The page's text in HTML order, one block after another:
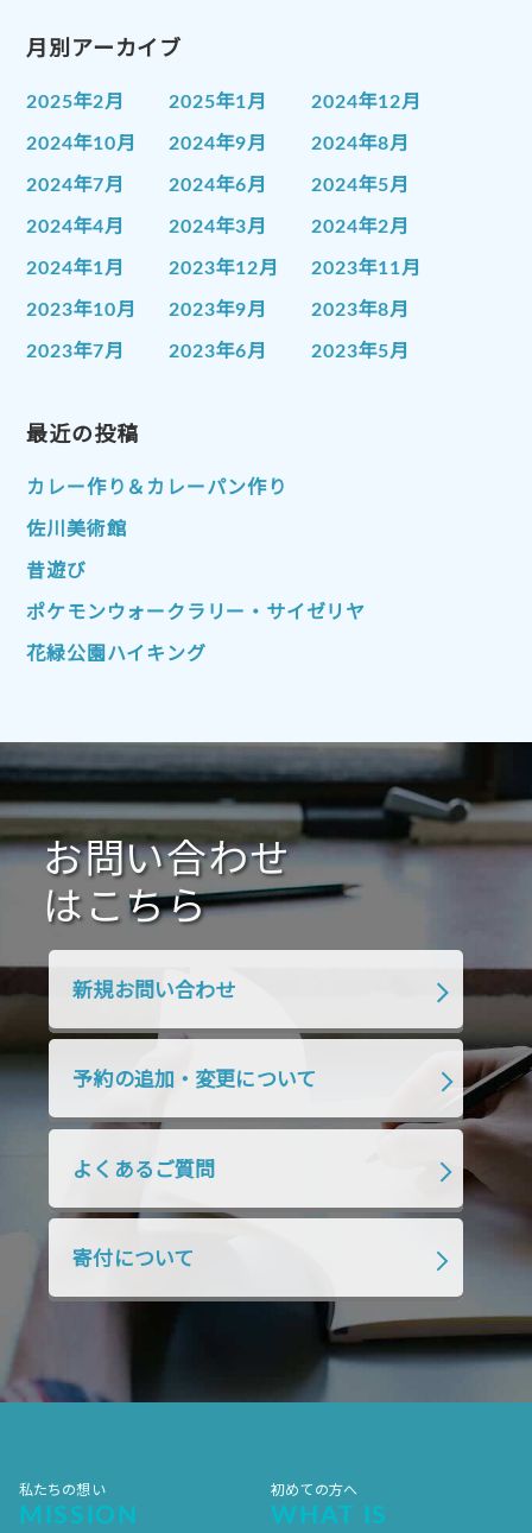
月別アーカイブ
2025年2月 2025年1月 2024年12月
2024年10月 2024年9月 2024年8月
2024年7月 2024年6月 2024年5月
2024年4月 2024年3月 2024年2月
2024年1月 2023年12月 2023年11月
2023年10月 2023年9月 2023年8月
2023年7月 2023年6月 2023年5月
2023年1月
2022年10月 2022年9月
2022年7月
2022年4月
2022年1月 2021年12月 2021年11月
2021年10月 2021年9月
2021年1月 2020年12月 2020年11月
2020年10月 2020年9月 2020年8月
2020年7月 2020年6月 2020年5月
2020年4月 2020年3月 2020年2月
2019年9月
2019年4月
2018年7月 2018年6月
2018年4月 2018年3月 2018年2月
2018年1月 2017年12月
2017年10月 2017年9月 2017年8月
2017年5月
2017年4月
最近の投稿
カレー作り＆カレーパン作り
佐川美術館
昔遊び
ポケモンウォークラリー・サイゼリヤ
花緑公園ハイキング
お問い合わせ
はこちら
新規お問い合わせ
予約の追加・変更について
よくあるご質問
寄付について
私たちの想い
MISSION
初めての方へ
WHAT IS